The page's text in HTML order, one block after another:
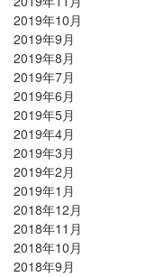
2019年10月
2019年9月
2019年8月
2019年7月
2019年6月
2019年5月
2019年4月
2019年3月
2019年2月
2019年1月
2018年12月
2018年11月
2018年10月
2018年9月